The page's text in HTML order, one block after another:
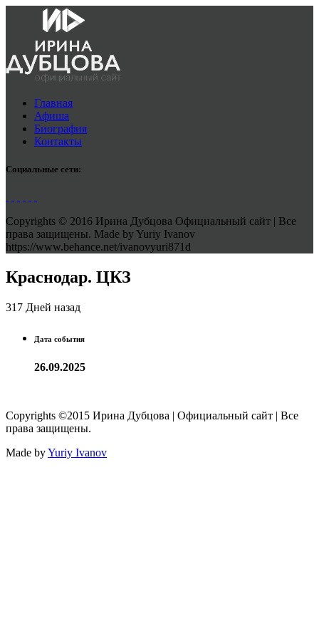
Главная
Афиша
Биография
Контакты
Социальные сети:
Copyrights © 2016 Ирина Дубцова Официальный сайт | Все
права защищены. Made by Yuriy Ivanov
https://www.behance.net/ivanovyuri871d
Краснодар. ЦКЗ
317 Дней назад
Дата события
26.09.2025
Copyrights ©2015 Ирина Дубцова | Официальный сайт | Все
права защищены.
Made byYuriy Ivanov